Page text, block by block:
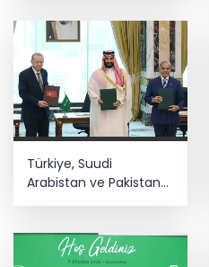
Türkiye, Suudi
Arabistan ve Pakistan
arasında ortak
imzalandı